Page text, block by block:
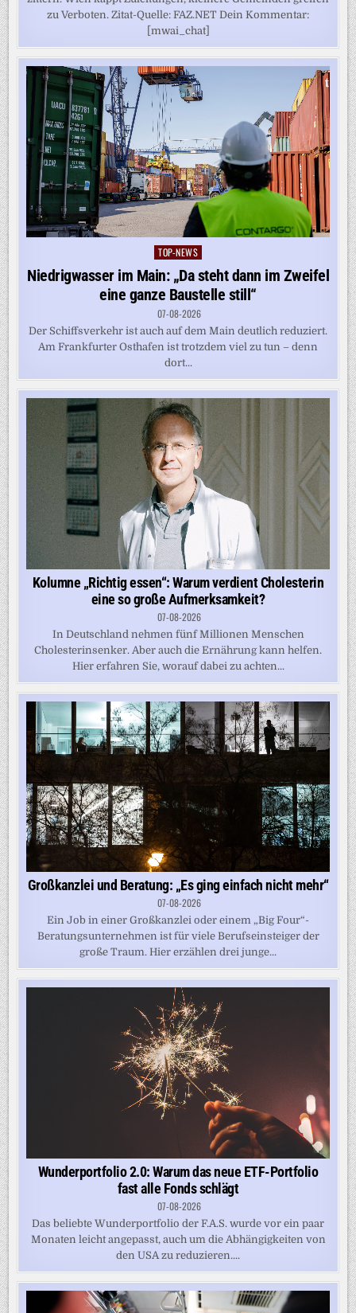
zu Verboten. Zitat-Quelle: FAZ.NET Dein Kommentar:
[mwai_chat]
Posted
in
TOP-NEWS
Niedrigwasser im Main: „Da steht dann im Zweifel
eine ganze Baustelle still“
07-08-2026
Der Schiffsverkehr ist auch auf dem Main deutlich reduziert.
Am Frankfurter Osthafen ist trotzdem viel zu tun – denn
dort...
Kolumne „Richtig essen“: Warum verdient Cholesterin
eine so große Aufmerksamkeit?
07-08-2026
In Deutschland nehmen fünf Millionen Menschen
Cholesterinsenker. Aber auch die Ernährung kann helfen.
Hier erfahren Sie, worauf dabei zu achten...
Großkanzlei und Beratung: „Es ging einfach nicht mehr“
07-08-2026
Ein Job in einer Großkanzlei oder einem „Big Four“-
Beratungsunternehmen ist für viele Berufseinsteiger der
große Traum. Hier erzählen drei junge...
Wunderportfolio 2.0: Warum das neue ETF-Portfolio
fast alle Fonds schlägt
07-08-2026
Das beliebte Wunderportfolio der F.A.S. wurde vor ein paar
Monaten leicht angepasst, auch um die Abhängigkeiten von
den USA zu reduzieren....